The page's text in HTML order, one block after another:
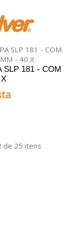
SLP 181 - COM
de 25 itens